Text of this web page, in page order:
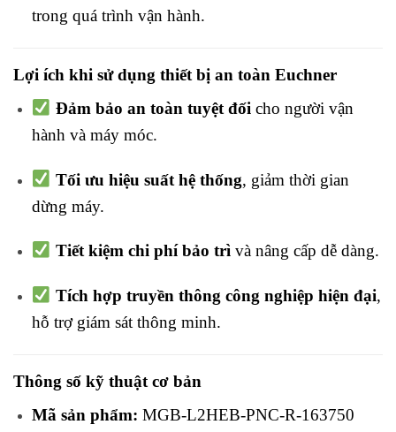
trong quá trình vận hành.
Lợi ích khi sử dụng thiết bị an toàn Euchner
Đảm bảo an toàn tuyệt đối cho người vận
hành và máy móc.
Tối ưu hiệu suất hệ thống, giảm thời gian
dừng máy.
Tiết kiệm chi phí bảo trìvà nâng cấp dễ dàng.
Tích hợp truyền thông công nghiệp hiện đại,
hỗ trợ giám sát thông minh.
Thông số kỹ thuật cơ bản
Mã sản phẩm: MGB-L2HEB-PNC-R-163750